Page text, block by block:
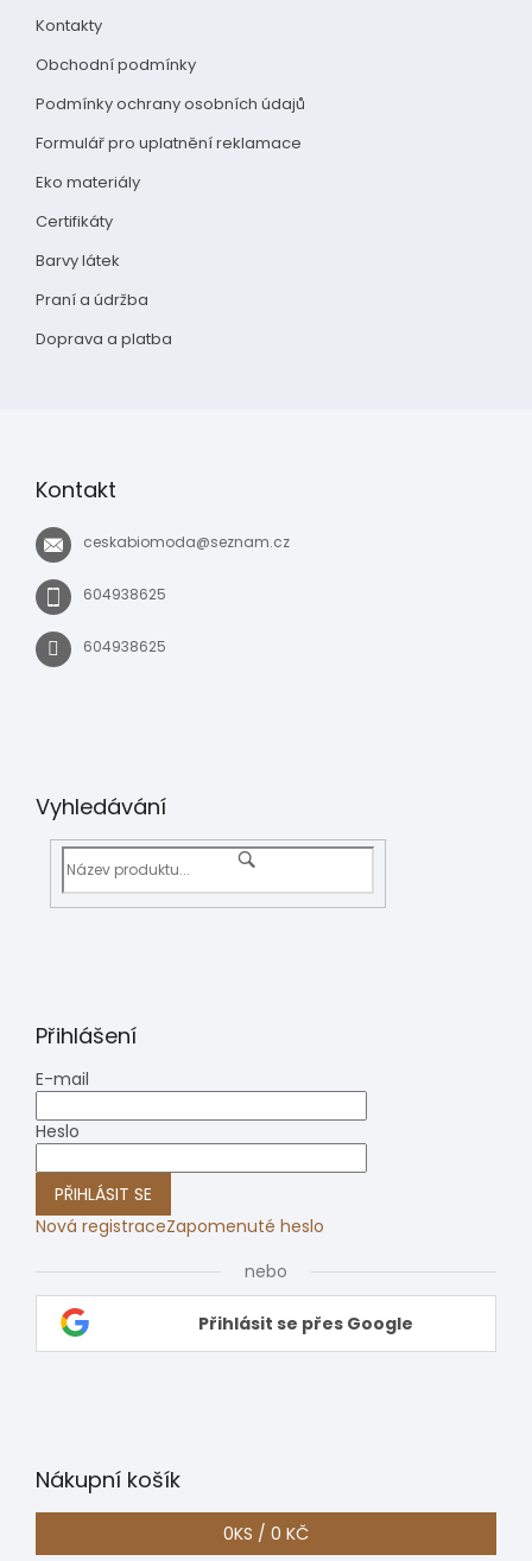
Kontakty
Obchodní podmínky
Podmínky ochrany osobních údajů
Formulář pro uplatnění reklamace
Eko materiály
Certifikáty
Barvy látek
Praní a údržba
Doprava a platba
Kontakt
ceskabiomoda@seznam.cz
604938625
604938625
Vyhledávání
Přihlášení
E-mail
Heslo
PŘIHLÁSIT SE
Nová registraceZapomenuté heslo
nebo
Přihlásit se přes Google
Nákupní košík
0KS / 0 KČ